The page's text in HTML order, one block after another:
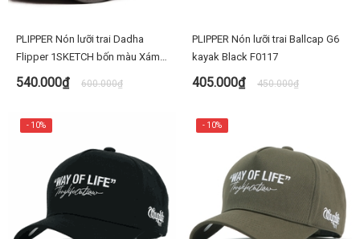
PLIPPER Nón lưỡi trai Dadha
Flipper 1SKETCH bốn màu Xám
FL393 1색스케치
540.000₫ 600.000₫
PLIPPER Nón lưỡi trai Ballcap G6
kayak Black F0117
405.000₫ 450.000₫
- 10% - 10%